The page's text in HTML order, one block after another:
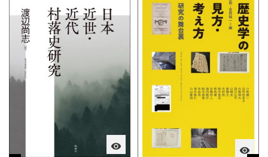
visibility visibility